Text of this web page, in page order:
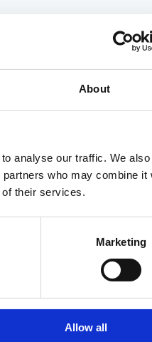
About
analyse our traffic. We
who may combine it
of their services.
Marketing
Allow all